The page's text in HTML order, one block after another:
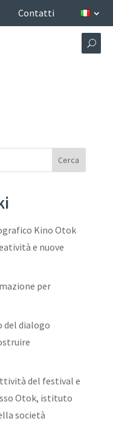
Contatti
Cerca
Kino Otok
e nuove
per
del dialogo
del festival e
Otok, istituto
società